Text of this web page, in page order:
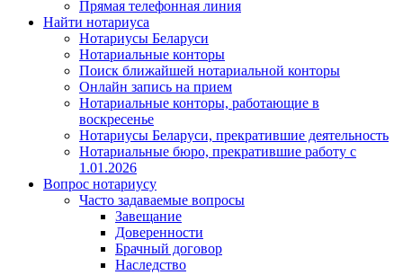
Прямая телефонная линия
Найти нотариуса
Нотариусы Беларуси
Нотариальные конторы
Поиск ближайшей нотариальной конторы
Онлайн запись на прием
Нотариальные конторы, работающие в
воскресенье
Нотариусы Беларуси, прекратившие деятельность
Нотариальные бюро, прекратившие работу с
1.01.2026
Вопрос нотариусу
Часто задаваемые вопросы
Завещание
Доверенности
Брачный договор
Наследство